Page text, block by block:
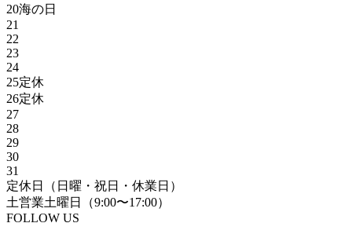
20海の日
21
22
23
24
25定休
26定休
27
28
29
30
31
定休日
（日曜・祝日・休業日）
土営業土曜日（9:00〜17:00）
FOLLOW US